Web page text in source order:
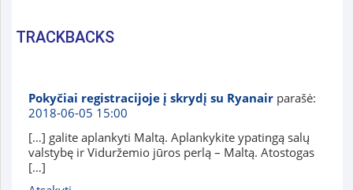
TRACKBACKS
Pokyčiai registracijoje į skrydį su Ryanair parašė:
2018-06-05 15:00
[…] galite aplankyti Maltą. Aplankykite ypatingą salų
valstybę ir Viduržemio jūros perlą – Maltą. Atostogas
[…]